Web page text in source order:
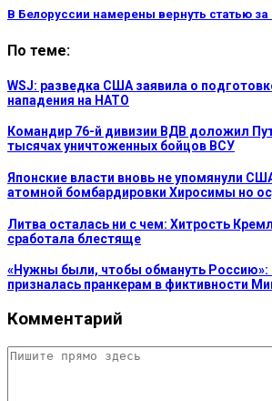
В Белоруссии намерены вернуть статью
По теме:
WSJ: разведка США заявила о
нападения на НАТО
Командир 76-й дивизии ВДВ доложил
тысячах уничтоженных бойцов ВСУ
Японские власти вновь не упомянули
атомной бомбардировки Хиросимы но
Литва осталась ни с чем: Хитрость
сработала блестяще
«Нужны были, чтобы обмануть Россию»:
призналась пранкерам в фиктивности
Комментарий